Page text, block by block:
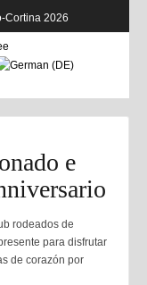
Cortina 2026
e
rodeados de
para disfrutar
de corazón por